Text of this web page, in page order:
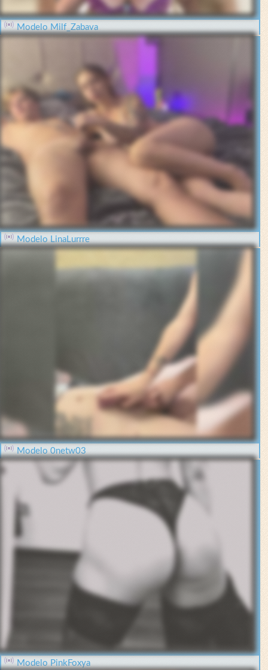
Modelo Milf_Zabava
Modelo LinaLurrre
Modelo 0netw03
Modelo PinkFoxya